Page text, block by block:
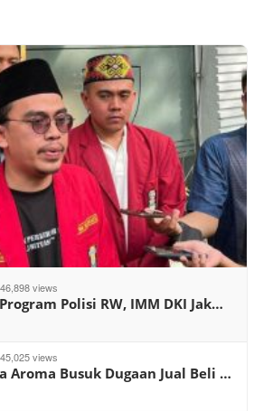
views
Polisi RW, IMM DKI Jak…
views
Aroma Busuk Dugaan Jual Beli …